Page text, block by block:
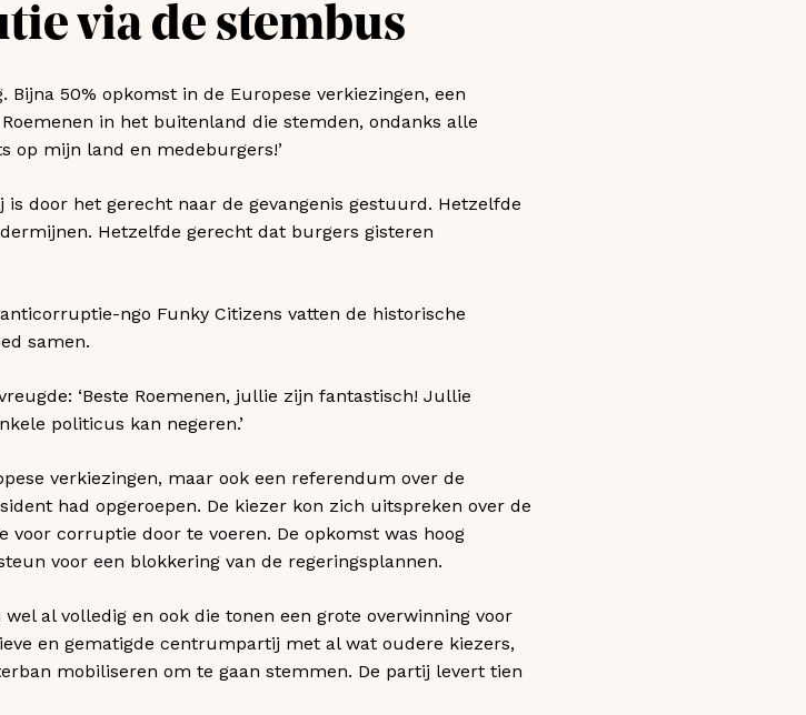
via de stembus
Bijna 50% opkomst in de Europese verkiezingen, een
in het buitenland die stemden, ondanks alle
op mijn land en medeburgers!’
is door het gerecht naar de gevangenis gestuurd. Hetzelfde
Hetzelfde gerecht dat burgers gisteren
ngo Funky Citizens vatten de historische
samen.
‘Beste Roemenen, jullie zijn fantastisch! Jullie
politicus kan negeren.’
verkiezingen, maar ook een referendum over de
had opgeroepen. De kiezer kon zich uitspreken over de
corruptie door te voeren. De opkomst was hoog
voor een blokkering van de regeringsplannen.
al volledig en ook die tonen een grote overwinning voor
en gematigde centrumpartij met al wat oudere kiezers,
mobiliseren om te gaan stemmen. De partij levert tien